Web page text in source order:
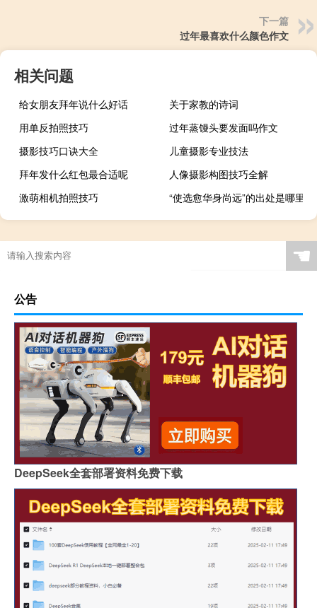
下一篇
过年最喜欢什么颜色作文
相关问题
给女朋友拜年说什么好话
关于家教的诗词
用单反拍照技巧
过年蒸馒头要发面吗作文
摄影技巧口诀大全
儿童摄影专业技法
拜年发什么红包最合适呢
人像摄影构图技巧全解
激萌相机拍照技巧
“使选愈华身尚远”的出处是哪里
☚
公告
DeepSeek全套部署资料免费下载